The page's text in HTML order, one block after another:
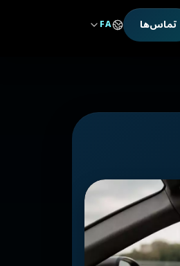
تماس‌ها FA